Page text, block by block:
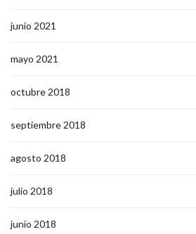
junio 2021
mayo 2021
octubre 2018
septiembre 2018
agosto 2018
julio 2018
junio 2018